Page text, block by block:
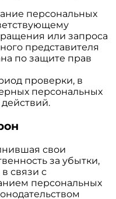
персональных
или запроса
представителя
по защите прав
проверки, в
персональных
свои
за убытки,
связи с
персональных